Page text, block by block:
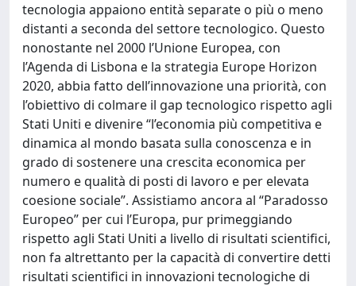
tecnologia appaiono entità separate o più o meno
distanti a seconda del settore tecnologico. Questo
nonostante nel 2000 l’Unione Europea, con
l’Agenda di Lisbona e la strategia Europe Horizon
2020, abbia fatto dell’innovazione una priorità, con
l’obiettivo di colmare il gap tecnologico rispetto agli
Stati Uniti e divenire “l’economia più competitiva e
dinamica al mondo basata sulla conoscenza e in
grado di sostenere una crescita economica per
numero e qualità di posti di lavoro e per elevata
coesione sociale”. Assistiamo ancora al “Paradosso
Europeo” per cui l’Europa, pur primeggiando
rispetto agli Stati Uniti a livello di risultati scientifici,
non fa altrettanto per la capacità di convertire detti
risultati scientifici in innovazioni tecnologiche di